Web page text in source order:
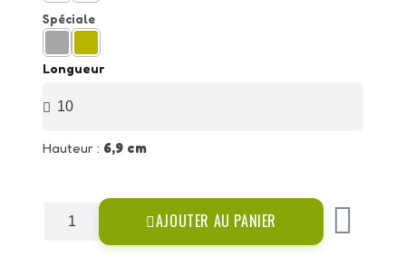
Spéciale
Longueur
Hauteur : 6,9 cm
AJOUTER AU PANIER